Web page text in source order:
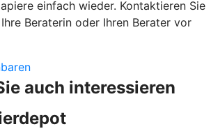
einfach wieder. Kontaktieren Sie
Beraterin oder Ihren Berater vor
auch interessieren